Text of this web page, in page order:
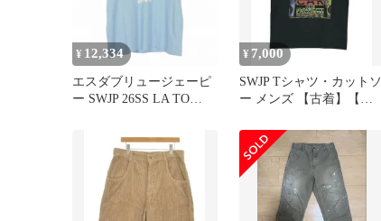
ス 車内整理 アトレー
s700v メーターパネル
¥ 12,334
エスダブリュージェーピ
ー SWJP 26SS LA TO
ルー 青 SW-26SS-027
¥ 7,000
SWJP Tシャツ・カットソ
ー メンズ 【古着】【中